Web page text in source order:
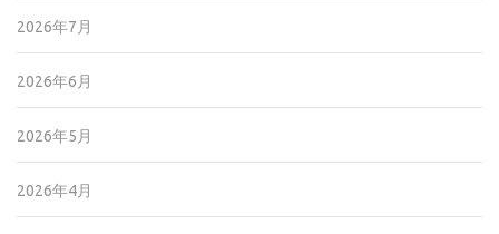
2026年7月
2026年6月
2026年5月
2026年4月